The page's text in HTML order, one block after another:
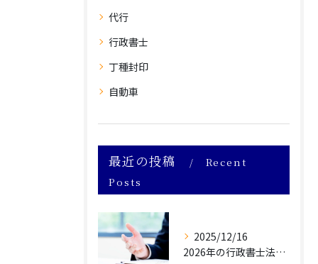
代行
行政書士
丁種封印
自動車
最近の投稿
Recent
Posts
2025/12/16
2026年の行政書士法改正によって自動車業界が受ける影響について